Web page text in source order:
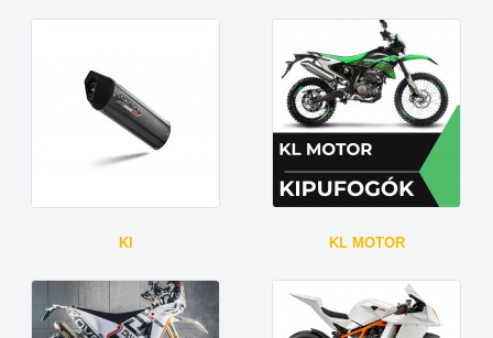
Kl KL MOTOR